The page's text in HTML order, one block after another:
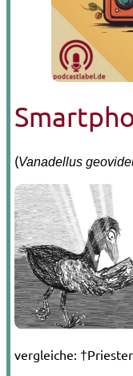
(Vanadellus
vergleiche: